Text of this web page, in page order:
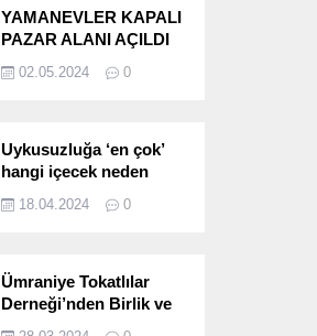
YAMANEVLER KAPALI
PAZAR ALANI AÇILDI
02.05.2024 0
Uykusuzluğa ‘en çok’
hangi içecek neden
18.04.2024 0
Ümraniye Tokatlılar
Derneği’nden Birlik ve